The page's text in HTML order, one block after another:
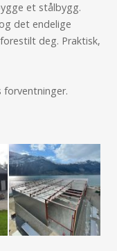
et stålbygg.
det endelige
deg. Praktisk,
forventninger.